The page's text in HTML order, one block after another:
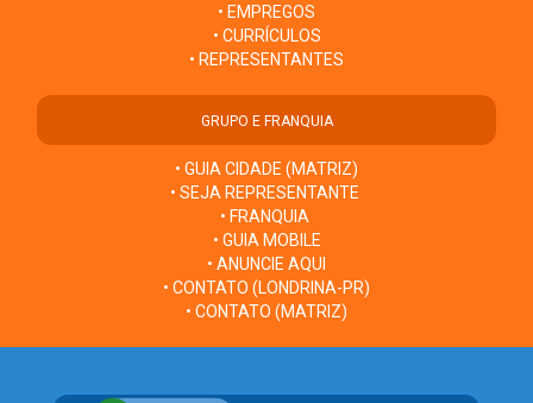
• EMPREGOS
• CURRÍCULOS
• REPRESENTANTES
GRUPO E FRANQUIA
• GUIA CIDADE (MATRIZ)
• SEJA REPRESENTANTE
• FRANQUIA
• GUIA MOBILE
• ANUNCIE AQUI
• CONTATO (LONDRINA-PR)
• CONTATO (MATRIZ)